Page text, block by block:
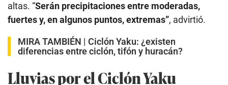
altas. “Serán precipitaciones entre moderadas,
fuertes y, en algunos puntos, extremas”, advirtió.
MIRA TAMBIÉN | Ciclón Yaku: ¿existen
diferencias entre ciclón, tifón y huracán?
Lluvias por el Ciclón Yaku